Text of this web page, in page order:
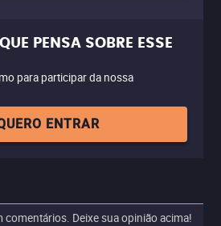
PENSA SOBRE ESSE
para participar da nossa
ENTRAR
comentários. Deixe sua opinião acima!